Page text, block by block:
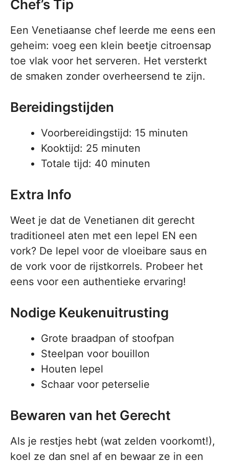
Chef’s Tip
Een Venetiaanse chef leerde me eens een
geheim: voeg een klein beetje citroensap
toe vlak voor het serveren. Het versterkt
de smaken zonder overheersend te zijn.
Bereidingstijden
Voorbereidingstijd: 15 minuten
Kooktijd: 25 minuten
Totale tijd: 40 minuten
Extra Info
Weet je dat de Venetianen dit gerecht
traditioneel aten met een lepel EN een
vork? De lepel voor de vloeibare saus en
de vork voor de rijstkorrels. Probeer het
eens voor een authentieke ervaring!
Nodige Keukenuitrusting
Grote braadpan of stoofpan
Steelpan voor bouillon
Houten lepel
Schaar voor peterselie
Bewaren van het Gerecht
Als je restjes hebt (wat zelden voorkomt!),
koel ze dan snel af en bewaar ze in een